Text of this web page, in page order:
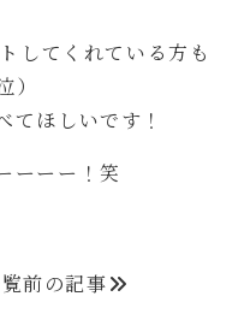
してくれている方も
てほしいです！
ーーー！笑
前の記事